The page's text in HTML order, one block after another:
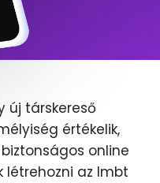
új társkereső
értékelik,
online
létrehozni az lmbt